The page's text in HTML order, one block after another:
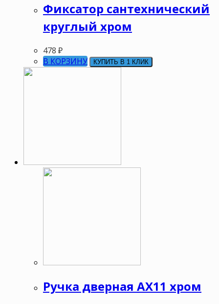
Фиксатор сантехнический
круглый хром
478 ₽
В КОРЗИНУ
КУПИТЬ В 1 КЛИК
Ручка дверная АХ11 хром